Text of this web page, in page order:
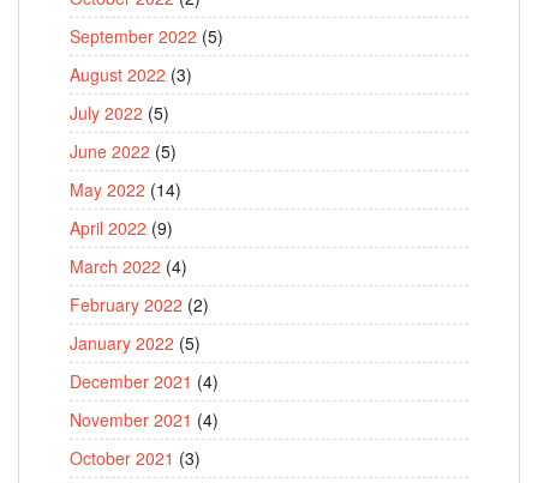
September 2022 (5)
August 2022 (3)
July 2022 (5)
June 2022 (5)
May 2022 (14)
April 2022 (9)
March 2022 (4)
February 2022 (2)
January 2022 (5)
December 2021 (4)
November 2021 (4)
October 2021 (3)